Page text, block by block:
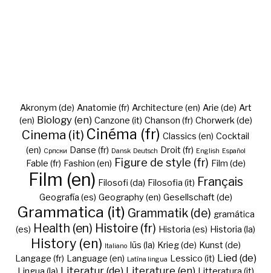
Akronym (de) Anatomie (fr) Architecture (en) Arie (de) Art
(en) Biology (en) Canzone (it) Chanson (fr) Chorwerk (de)
Cinema (it) Cinéma (fr) Classics (en) Cocktail
(en) Cрпски Danse (fr) Dansk Deutsch Droit (fr) English Español
Fable (fr) Fashion (en) Figure de style (fr) Film (de)
Film (en) Filosofi (da) Filosofia (it) Français
Geografía (es) Geography (en) Gesellschaft (de)
Grammatica (it) Grammatik (de) gramática
(es) Health (en) Histoire (fr) Historia (es) Historia (la)
History (en) Italiano Iūs (la) Krieg (de) Kunst (de)
Langage (fr) Language (en) Latīna lingua Lessico (it) Lied (de)